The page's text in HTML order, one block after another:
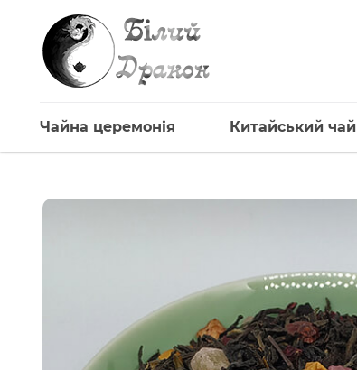
Чайна церемонія Китайський чай